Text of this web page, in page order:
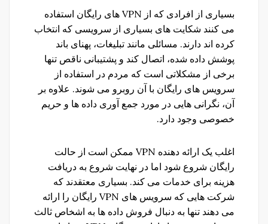
بسیاری از افرادی که از VPN های رایگان استفاده
می کنند شکایت های بسیاری از سرویسی که انتخاب
کرده اند دارند. مسائلی مانند تبلیغات، پهنای باند
پوشش داده شده، اتصال کند و پشتیبانی ناقص تنها
برخی از مشکلاتی است که مردم در استفاده از
سرویس های رایگان با آن روبرو می شوند. علاوه بر
آن، نگرانی هایی در مورد جمع آوری داده ها و حریم
خصوصی وجود دارد.
اغلب یک ارائه دهنده VPN ممکن است از حالت
رایگان شروع شود اما در نهایت شروع به دریافت
هزینه برای خدمات می کند. بسیاری معتقدند که
شرکت هایی که سرویس های VPN رایگان را ارائه
می دهند تنها به دنبال فروش داده ها به اشخاص ثالث